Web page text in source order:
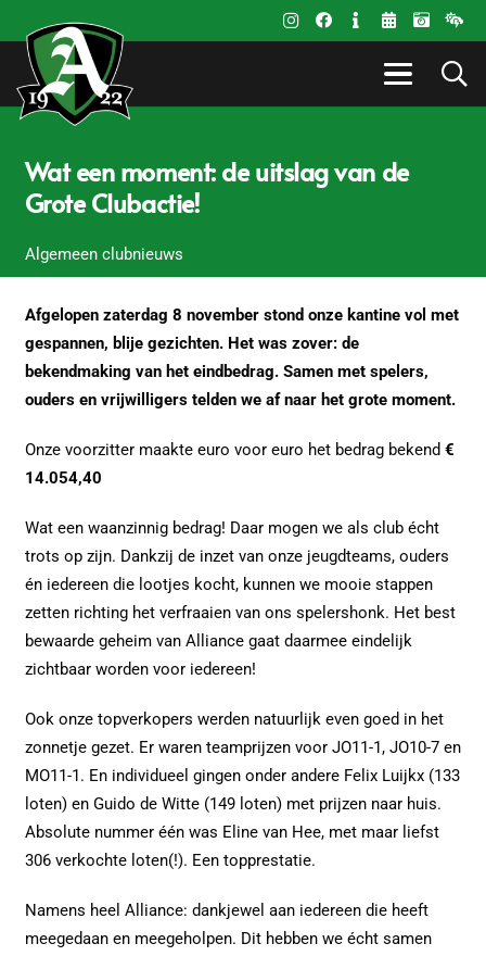
Wat een moment: de uitslag van de
Grote Clubactie!
Algemeen clubnieuws
Afgelopen zaterdag 8 november stond onze kantine vol met
gespannen, blije gezichten. Het was zover: de
bekendmaking van het eindbedrag. Samen met spelers,
ouders en vrijwilligers telden we af naar het grote moment.
Onze voorzitter maakte euro voor euro het bedrag bekend €
14.054,40
Wat een waanzinnig bedrag! Daar mogen we als club écht
trots op zijn. Dankzij de inzet van onze jeugdteams, ouders
én iedereen die lootjes kocht, kunnen we mooie stappen
zetten richting het verfraaien van ons spelershonk. Het best
bewaarde geheim van Alliance gaat daarmee eindelijk
zichtbaar worden voor iedereen!
Ook onze topverkopers werden natuurlijk even goed in het
zonnetje gezet. Er waren teamprijzen voor JO11-1, JO10-7 en
MO11-1. En individueel gingen onder andere Felix Luijkx (133
loten) en Guido de Witte (149 loten) met prijzen naar huis.
Absolute nummer één was Eline van Hee, met maar liefst
306 verkochte loten(!). Een topprestatie.
Namens heel Alliance: dankjewel aan iedereen die heeft
meegedaan en meegeholpen. Dit hebben we écht samen